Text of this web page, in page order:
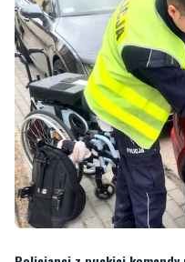
Policjanci z puckiej
samochodu. - Poczucie